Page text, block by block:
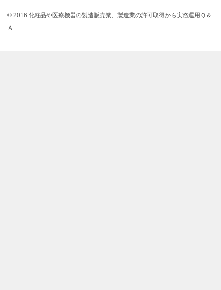
© 2016 化粧品や医療機器の製造販売業、製造業の許可取得から実務運用Ｑ＆
Ａ